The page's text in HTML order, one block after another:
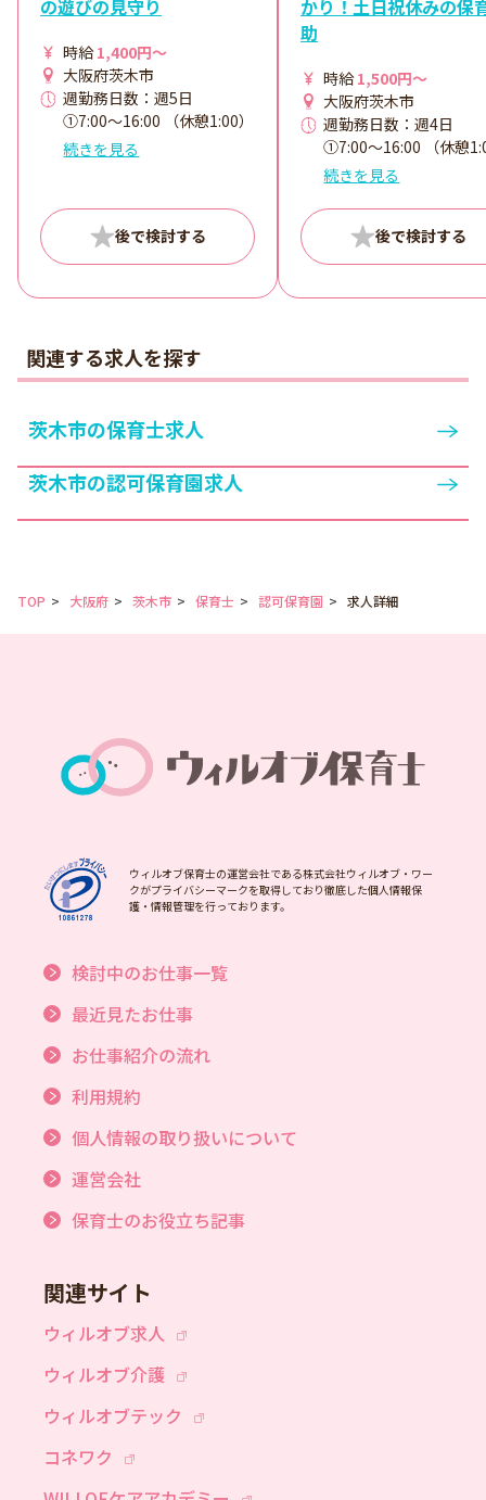
の遊びの見守り
時給 1,400円～
大阪府茨木市
週勤務日数：週5日
①7:00〜16:00 （休憩1:00）
②8:00〜17:00 （休憩1:00）
■日数・曜日・時間帯相談
続きを見る
かり！土日祝休みの保
助
時給 1,500円～
大阪府茨木市
週勤務日数：週4日
①7:00〜16:00 （休憩
②8:00〜17:00 （休憩
1:00）
■日数・曜日・時間帯
■曜日・時間帯は固定
続きを見る
関連する求人を探す
茨木市の保育士求人
茨木市の認可保育園求人
TOP 大阪府 茨木市 保育士 認可保育園 求人詳細
ウィルオブ保育士の運営会社である株式会社ウィルオブ・ワー
クがプライバシーマークを取得しており徹底した個人情報保
護・情報管理を行っております。
検討中のお仕事一覧
最近見たお仕事
お仕事紹介の流れ
利用規約
個人情報の取り扱いについて
運営会社
保育士のお役立ち記事
関連サイト
ウィルオブ求人
ウィルオブ介護
ウィルオブテック
コネワク